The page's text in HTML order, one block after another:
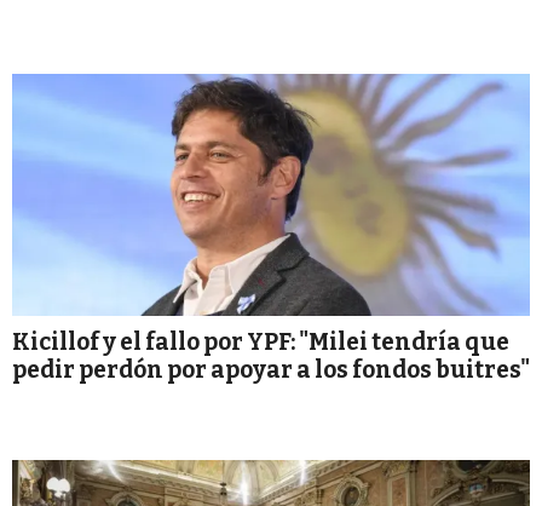
Kicillof y el fallo por YPF: "Milei tendría que
pedir perdón por apoyar a los fondos buitres"